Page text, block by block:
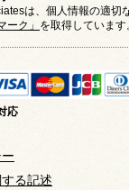
は、個人情報の適切
ーク」 を取得しています
応
る記述